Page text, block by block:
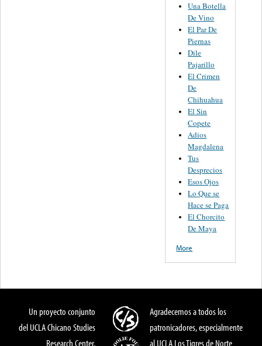
Una Botella
De Vino
El Par De
Piernas
Dile
Pajarillo
El Crimen
De
Chihuahua
El Sin
Copete
Adios
Magdalena
Tus
Desprecios
Esos Ojos
Lo Que se
Hace se Paga
El Chorcito
De Maya
More
Un proyecto conjunto
del UCLA Chicano Studies
Research Center,
Agradecemos a todos los
patronicadores, especialmente
al UCLA Los Tigres de Norte